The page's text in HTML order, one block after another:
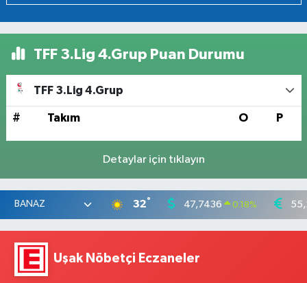
TFF 3.Lig 4.Grup Puan Durumu
TFF 3.Lig 4.Grup
# Takım O P
Detaylar için tıklayın
32° 47,7436 0.18%
Uşak Nöbetçi Eczaneler